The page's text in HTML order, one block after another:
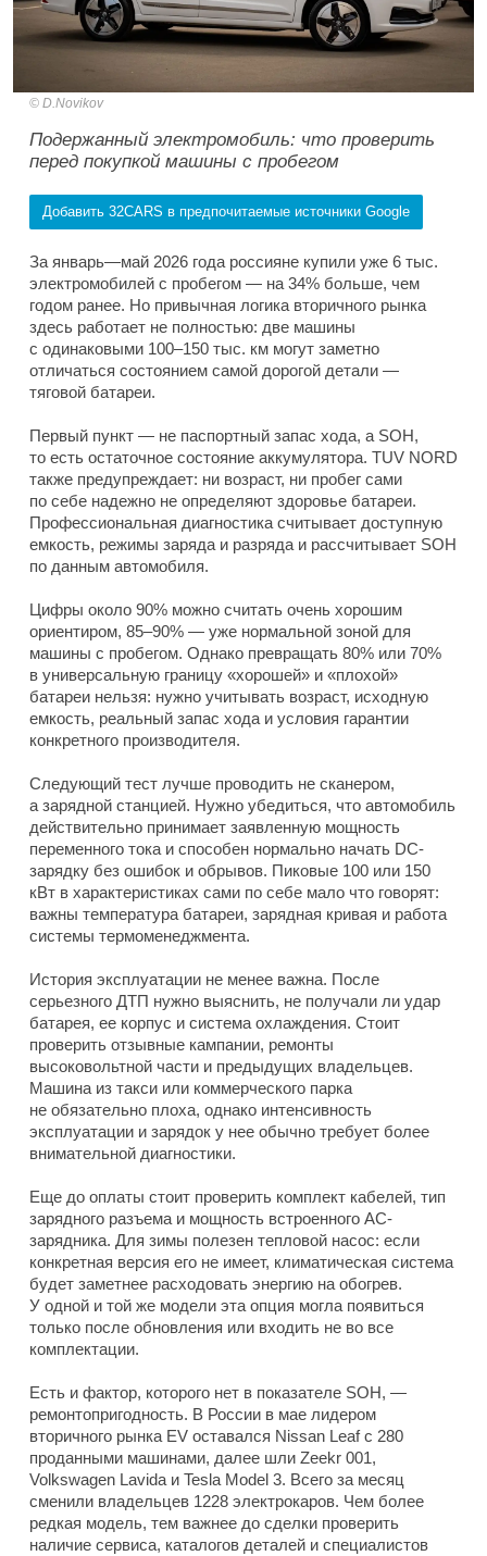
D.Novikov
Подержанный электромобиль: что проверить
перед покупкой машины с пробегом
Добавить 32CARS в предпочитаемые источники Google
За январь—май 2026 года россияне купили уже 6 тыс.
электромобилей с пробегом — на 34% больше, чем
годом ранее. Но привычная логика вторичного рынка
здесь работает не полностью: две машины
с одинаковыми 100–150 тыс. км могут заметно
отличаться состоянием самой дорогой детали —
тяговой батареи.
Первый пункт — не паспортный запас хода, а SOH,
то есть остаточное состояние аккумулятора. TUV NORD
также предупреждает: ни возраст, ни пробег сами
по себе надежно не определяют здоровье батареи.
Профессиональная диагностика считывает доступную
емкость, режимы заряда и разряда и рассчитывает SOH
по данным автомобиля.
Цифры около 90% можно считать очень хорошим
ориентиром, 85–90% — уже нормальной зоной для
машины с пробегом. Однако превращать 80% или 70%
в универсальную границу «хорошей» и «плохой»
батареи нельзя: нужно учитывать возраст, исходную
емкость, реальный запас хода и условия гарантии
конкретного производителя.
Следующий тест лучше проводить не сканером,
а зарядной станцией. Нужно убедиться, что автомобиль
действительно принимает заявленную мощность
переменного тока и способен нормально начать DC-
зарядку без ошибок и обрывов. Пиковые 100 или 150
кВт в характеристиках сами по себе мало что говорят:
важны температура батареи, зарядная кривая и работа
системы термоменеджмента.
История эксплуатации не менее важна. После
серьезного ДТП нужно выяснить, не получали ли удар
батарея, ее корпус и система охлаждения. Стоит
проверить отзывные кампании, ремонты
высоковольтной части и предыдущих владельцев.
Машина из такси или коммерческого парка
не обязательно плоха, однако интенсивность
эксплуатации и зарядок у нее обычно требует более
внимательной диагностики.
Еще до оплаты стоит проверить комплект кабелей, тип
зарядного разъема и мощность встроенного AC-
зарядника. Для зимы полезен тепловой насос: если
конкретная версия его не имеет, климатическая система
будет заметнее расходовать энергию на обогрев.
У одной и той же модели эта опция могла появиться
только после обновления или входить не во все
комплектации.
Есть и фактор, которого нет в показателе SOH, —
ремонтопригодность. В России в мае лидером
вторичного рынка EV оставался Nissan Leaf с 280
проданными машинами, далее шли Zeekr 001,
Volkswagen Lavida и Tesla Model 3. Всего за месяц
сменили владельцев 1228 электрокаров. Чем более
редкая модель, тем важнее до сделки проверить
наличие сервиса, каталогов деталей и специалистов